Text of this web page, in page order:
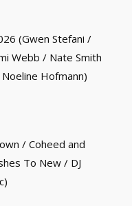
(Gwen Stefani /
Webb / Nate Smith
Hofmann)
/ Coheed and
To New / DJ